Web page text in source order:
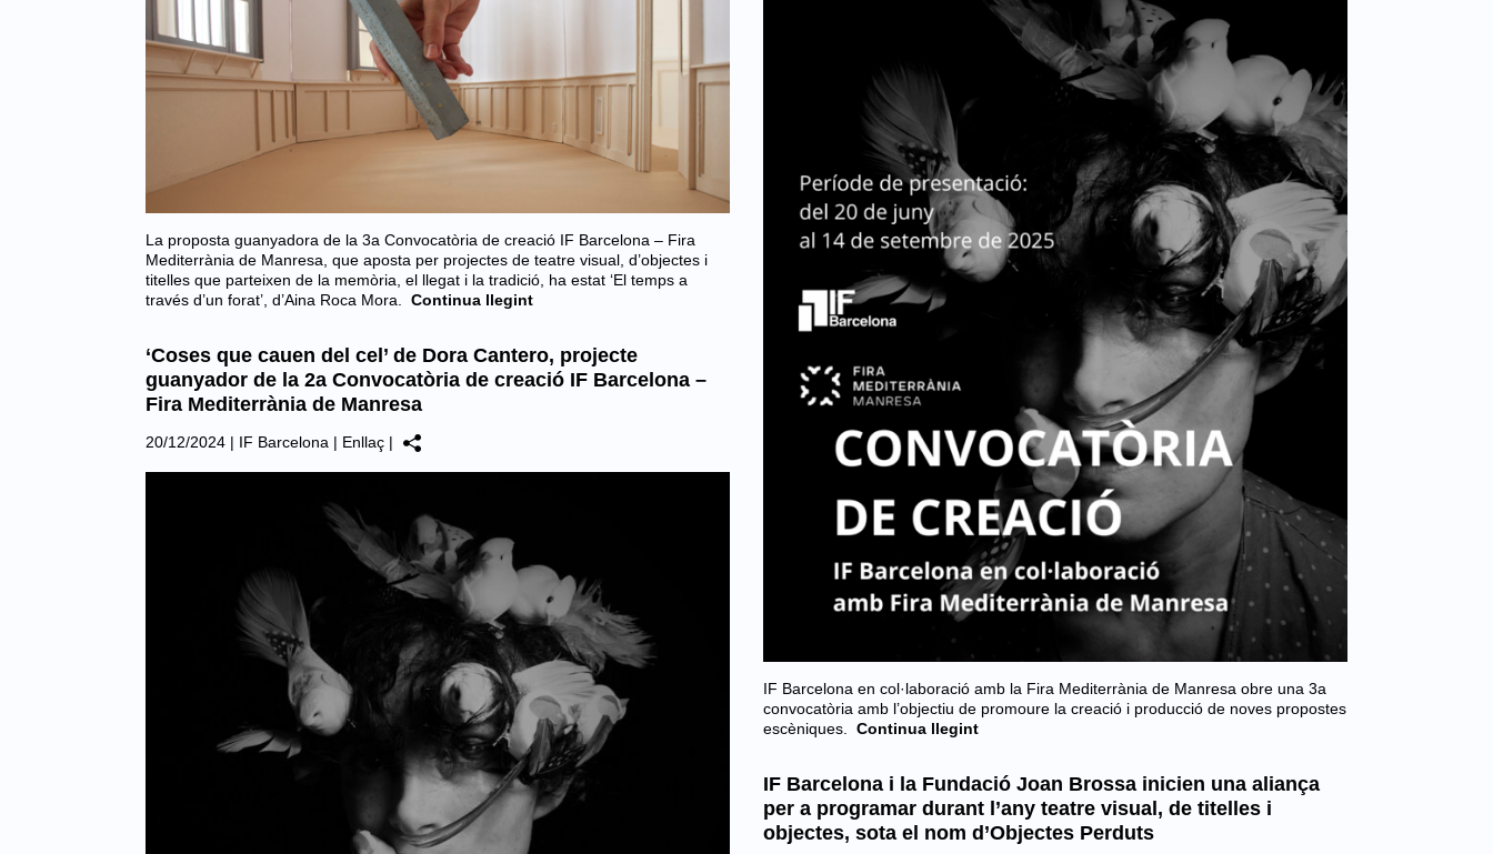
La proposta guanyadora de la 3a Convocatòria de creació IF Barcelona – Fira
Mediterrània de Manresa, que aposta per projectes de teatre visual, d’objectes i
titelles que parteixen de la memòria, el llegat i la tradició, ha estat ‘El temps a
través d’un forat’, d’Aina Roca Mora.
Continua llegint
IF Barcelona en col·laboració amb la Fira Mediterrània de Manresa obre una 3a
convocatòria amb l’objectiu de promoure la creació i producció de noves propostes
escèniques.
Continua llegint
‘Coses que cauen del cel’ de Dora Cantero, projecte
guanyador de la 2a Convocatòria de creació IF Barcelona –
Fira Mediterrània de Manresa
20/12/2024 | IF Barcelona | Enllaç |
IF Barcelona i la Fundació Joan Brossa inicien una aliança
per a programar durant l’any teatre visual, de titelles i
objectes, sota el nom d’Objectes Perduts